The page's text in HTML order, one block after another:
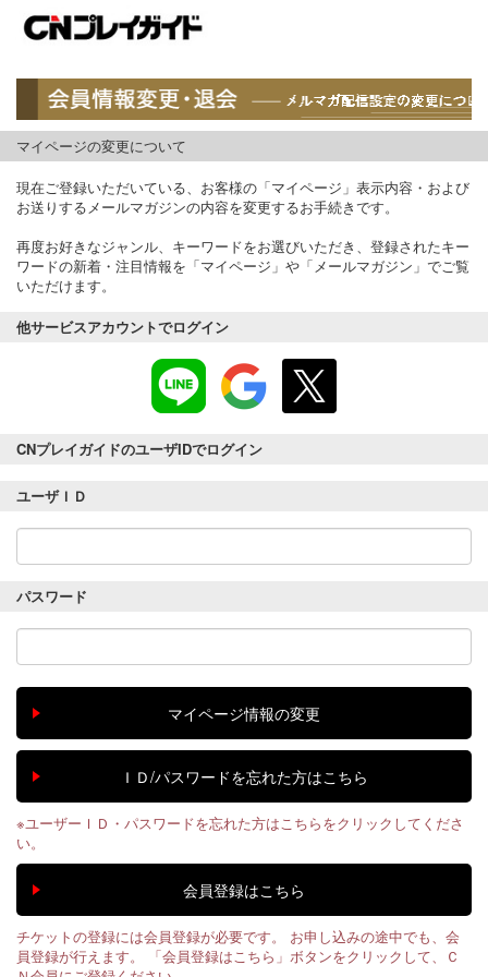
マイページの変更について
現在ご登録いただいている、お客様の「マイページ」表示内容・および
お送りするメールマガジンの内容を変更するお手続きです。
再度お好きなジャンル、キーワードをお選びいただき、登録されたキー
ワードの新着・注目情報を「マイページ」や「メールマガジン」でご覧
いただけます。
他サービスアカウントでログイン
CNプレイガイドのユーザIDでログイン
ユーザＩＤ
パスワード
※ユーザーＩＤ・パスワードを忘れた方はこちらをクリックしてくださ
い。
チケットの登録には会員登録が必要です。 お申し込みの途中でも、会
員登録が行えます。 「会員登録はこちら」ボタンをクリックして、Ｃ